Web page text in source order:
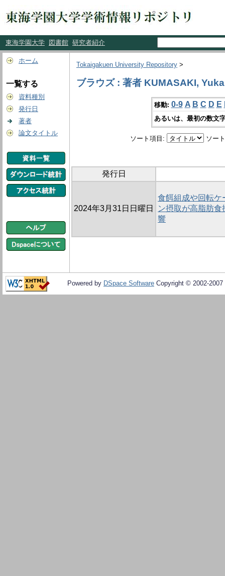
東海学園大学 図書館 研究者紹介
ホーム
一覧する
資料種別
発行日
著者
論文タイトル
Tokaigakuen University Repository >
ブラウズ : 著者 KUMASAKI, Yuka
移動: 0-9 A B C D E
あるいは、最初の数文
ソート項目: ソー
発行日
2024年3月31日日曜日
食餌組成や回転ケ
ン摂取が高脂肪
響
Powered by DSpace Software Copyright © 2002-2007